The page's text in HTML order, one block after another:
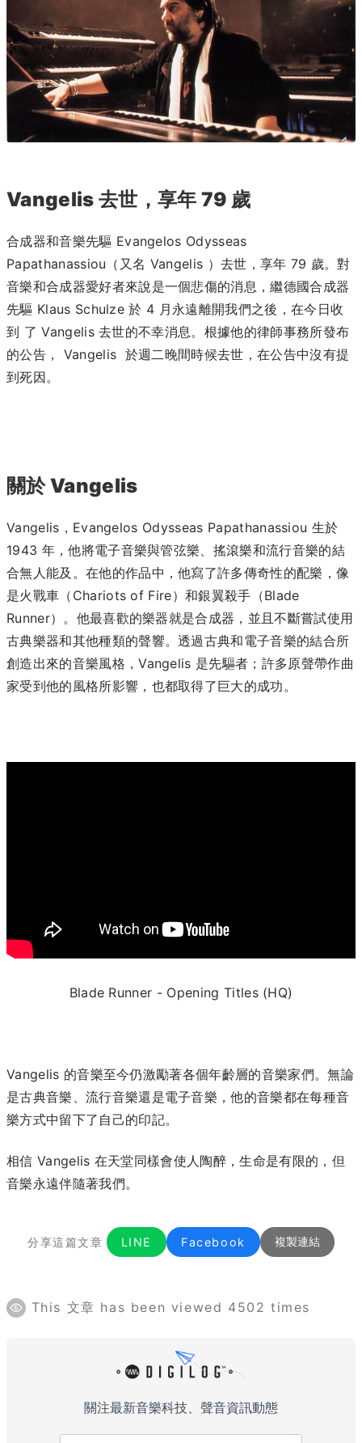
Vangelis 去世，享年 79 歲
合成器和音樂先驅 Evangelos Odysseas
Papathanassiou（又名 Vangelis ）去世，享年 79 歲。對
音樂和合成器愛好者來說是一個悲傷的消息，繼德國合成器
先驅 Klaus Schulze 於 4 月永遠離開我們之後，在今日收
到 了 Vangelis 去世的不幸消息。根據他的律師事務所發布
的公告， Vangelis 於週二晚間時候去世，在公告中沒有提
到死因。
關於 Vangelis
Vangelis，Evangelos Odysseas Papathanassiou 生於
1943 年，他將電子音樂與管弦樂、搖滾樂和流行音樂的結
合無人能及。在他的作品中，他寫了許多傳奇性的配樂，像
是火戰車（Chariots of Fire）和銀翼殺手（Blade
Runner）。 他最喜歡的樂器就是合成器，並且不斷嘗試使用
古典樂器和其他種類的聲響。透過古典和電子音樂的結合所
創造出來的音樂風格，Vangelis 是先驅者；許多原聲帶作曲
家受到他的風格所影響，也都取得了巨大的成功。
Blade Runner - Opening Titles (HQ)
Vangelis 的音樂至今仍激勵著各個年齡層的音樂家們。無論
是古典音樂、流行音樂還是電子音樂，他的音樂都在每種音
樂方式中留下了自己的印記。
相信 Vangelis 在天堂同樣會使人陶醉，生命是有限的，但
音樂永遠伴隨著我們。
分享這篇文章 LINE Facebook 複製連結
This 文章 has been viewed 4502 times